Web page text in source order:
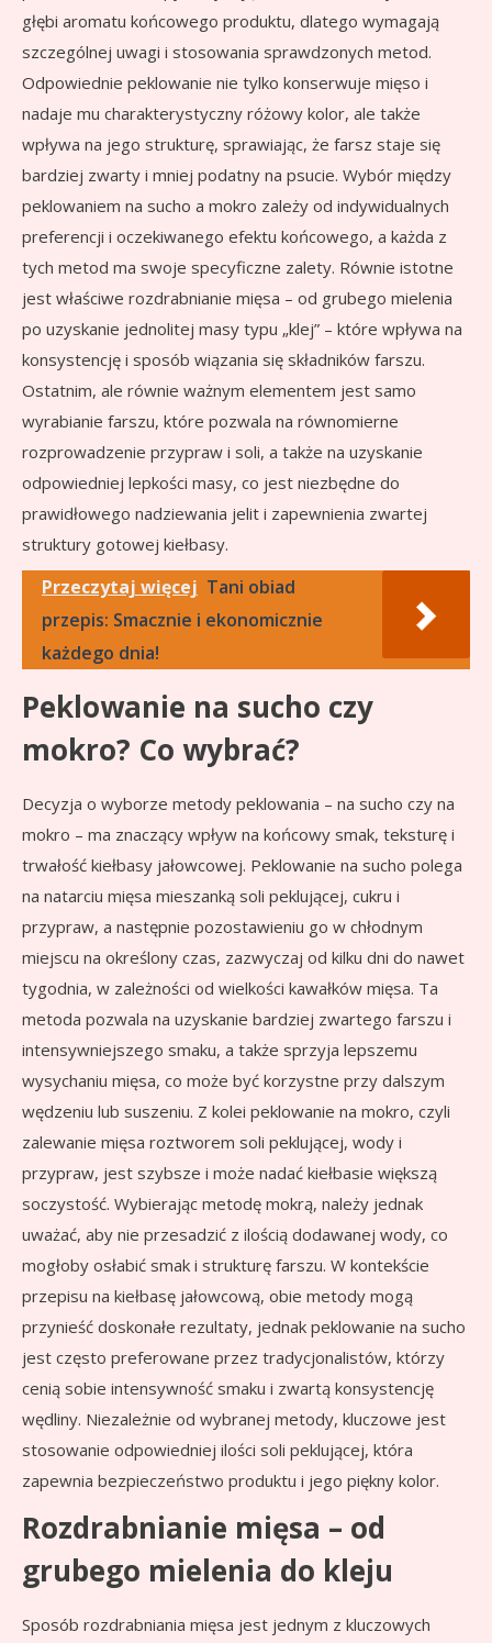
głębi aromatu końcowego produktu, dlatego wymagają
szczególnej uwagi i stosowania sprawdzonych metod.
Odpowiednie peklowanie nie tylko konserwuje mięso i
nadaje mu charakterystyczny różowy kolor, ale także
wpływa na jego strukturę, sprawiając, że farsz staje się
bardziej zwarty i mniej podatny na psucie. Wybór między
peklowaniem na sucho a mokro zależy od indywidualnych
preferencji i oczekiwanego efektu końcowego, a każda z
tych metod ma swoje specyficzne zalety. Równie istotne
jest właściwe rozdrabnianie mięsa – od grubego mielenia
po uzyskanie jednolitej masy typu „klej” – które wpływa na
konsystencję i sposób wiązania się składników farszu.
Ostatnim, ale równie ważnym elementem jest samo
wyrabianie farszu, które pozwala na równomierne
rozprowadzenie przypraw i soli, a także na uzyskanie
odpowiedniej lepkości masy, co jest niezbędne do
prawidłowego nadziewania jelit i zapewnienia zwartej
struktury gotowej kiełbasy.
Przeczytaj więcej Tani obiad
przepis: Smacznie i ekonomicznie
każdego dnia!
Peklowanie na sucho czy
mokro? Co wybrać?
Decyzja o wyborze metody peklowania – na sucho czy na
mokro – ma znaczący wpływ na końcowy smak, teksturę i
trwałość kiełbasy jałowcowej. Peklowanie na sucho polega
na natarciu mięsa mieszanką soli peklującej, cukru i
przypraw, a następnie pozostawieniu go w chłodnym
miejscu na określony czas, zazwyczaj od kilku dni do nawet
tygodnia, w zależności od wielkości kawałków mięsa. Ta
metoda pozwala na uzyskanie bardziej zwartego farszu i
intensywniejszego smaku, a także sprzyja lepszemu
wysychaniu mięsa, co może być korzystne przy dalszym
wędzeniu lub suszeniu. Z kolei peklowanie na mokro, czyli
zalewanie mięsa roztworem soli peklującej, wody i
przypraw, jest szybsze i może nadać kiełbasie większą
soczystość. Wybierając metodę mokrą, należy jednak
uważać, aby nie przesadzić z ilością dodawanej wody, co
mogłoby osłabić smak i strukturę farszu. W kontekście
przepisu na kiełbasę jałowcową, obie metody mogą
przynieść doskonałe rezultaty, jednak peklowanie na sucho
jest często preferowane przez tradycjonalistów, którzy
cenią sobie intensywność smaku i zwartą konsystencję
wędliny. Niezależnie od wybranej metody, kluczowe jest
stosowanie odpowiedniej ilości soli peklującej, która
zapewnia bezpieczeństwo produktu i jego piękny kolor.
Rozdrabnianie mięsa – od
grubego mielenia do kleju
Sposób rozdrabniania mięsa jest jednym z kluczowych